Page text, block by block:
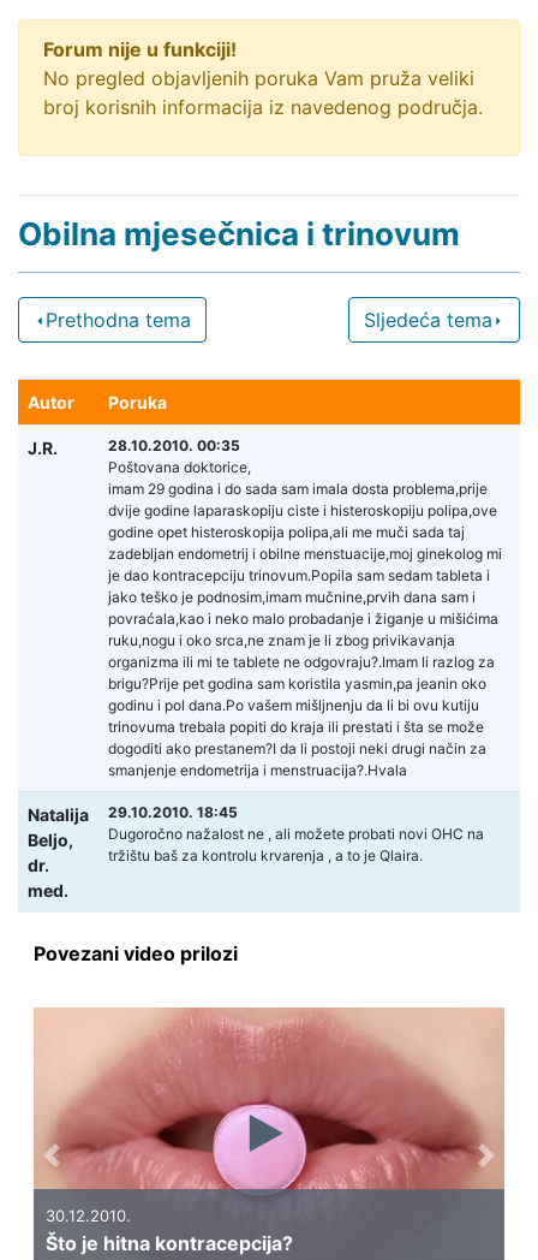
Forum nije u funkciji!
No pregled objavljenih poruka Vam pruža veliki
broj korisnih informacija iz navedenog područja.
Obilna mjesečnica i trinovum
Prethodna tema Sljedeća tema
Autor Poruka
J.R.
28.10.2010. 00:35
Poštovana doktorice,
imam 29 godina i do sada sam imala dosta problema,prije
dvije godine laparaskopiju ciste i histeroskopiju polipa,ove
godine opet histeroskopija polipa,ali me muči sada taj
zadebljan endometrij i obilne menstuacije,moj ginekolog mi
je dao kontracepciju trinovum.Popila sam sedam tableta i
jako teško je podnosim,imam mučnine,prvih dana sam i
povraćala,kao i neko malo probadanje i žiganje u mišićima
ruku,nogu i oko srca,ne znam je li zbog privikavanja
organizma ili mi te tablete ne odgovraju?.Imam li razlog za
brigu?Prije pet godina sam koristila yasmin,pa jeanin oko
godinu i pol dana.Po vašem mišljnenju da li bi ovu kutiju
trinovuma trebala popiti do kraja ili prestati i šta se može
dogoditi ako prestanem?I da li postoji neki drugi način za
smanjenje endometrija i menstruacija?.Hvala
Natalija
Beljo,
dr.
med.
29.10.2010. 18:45
Dugoročno nažalost ne , ali možete probati novi OHC na
tržištu baš za kontrolu krvarenja , a to je Qlaira.
Povezani video prilozi
30.12.2010.
Što je hitna kontracepcija?
Previous Next